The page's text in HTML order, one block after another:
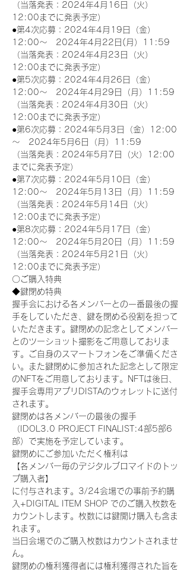
（当落発表：2024年4月16日（火）
12:00までに発表予定）
●第4次応募：2024年4月19日（金）
12:00～　2024年4月22日(月）11:59
（当落発表：2024年4月23日（火）
12:00までに発表予定）
●第5次応募：2024年4月26日（金）
12:00～　2024年4月29日（月）11:59
（当落発表：2024年4月30日（火）
12:00までに発表予定）
●第6次応募：2024年5月3日（金）12:00
～　2024年5月6日（月）11:59
（当落発表：2024年5月7日（火）12:00
までに発表予定）
●第7次応募：2024年5月10日（金）
12:00～　2024年5月13日（月）11:59
（当落発表：2024年5月14日（火）
12:00までに発表予定）
●第8次応募：2024年5月17日（金）
12:00～　2024年5月20日（月）11:59
（当落発表：2024年5月21日（火）
12:00までに発表予定）
〇ご購入特典
◆鍵閉め特典
握手会における各メンバーとの一番最後の握
手をしていただき、鍵を閉める役割を担って
いただきます。鍵閉めの記念としてメンバー
とのツーショット撮影をご用意しておりま
す。ご自身のスマートフォンをご準備くださ
い。また鍵閉めに参加された記念として限定
のNFTをご用意しております。NFTは後日、
握手会専用アプリDISTAのウォレットに送付
されます。
鍵閉めは各メンバーの最後の握手
（IDOL3.0 PROJECT FINALIST:4部5部6
部）で実施を予定しています。
鍵閉めにご参加いただく権利は
【各メンバー毎のデジタルブロマイドのトッ
プ購入者】
に付与されます。3/24会場での事前予約購
入+DIGITAL ITEM SHOP でのご購入枚数を
カウントします。枚数には鍵開け購入も含ま
れます。
当日会場でのご購入枚数はカウントされませ
ん。
鍵閉めの権利獲得者には権利獲得された旨を